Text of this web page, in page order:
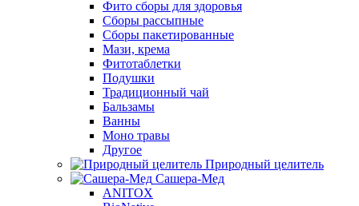
Фито сборы для здоровья
Сборы рассыпные
Сборы пакетированные
Мази, крема
Фитотаблетки
Подушки
Традиционный чай
Бальзамы
Ванны
Моно травы
Другое
Природный целитель
Сашера-Мед
ANITOX